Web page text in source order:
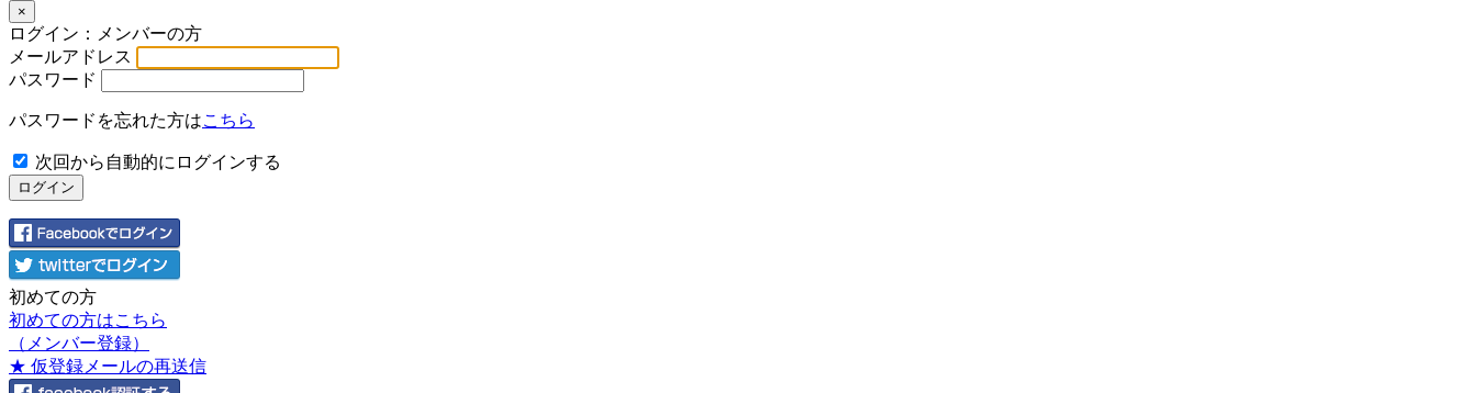
×
ログイン：メンバーの方
メールアドレス
パスワード
パスワードを忘れた方はこちら
次回から自動的にログインする
初めての方
初めての方はこちら
（メンバー登録）
★ 仮登録メールの再送信